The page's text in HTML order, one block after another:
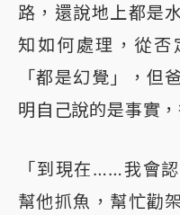
路，還說地上都是
知如何處理，從否
「都是幻覺」，但
明自己說的是事實
「到現在……我會
幫他抓魚，幫忙勸